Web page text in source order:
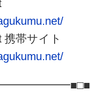
帯サイト